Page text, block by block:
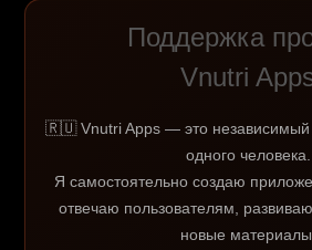
Поддержка
Vnutri
🇷🇺 Vnutri Apps — это независимый
одного человека.
Я самостоятельно создаю
отвечаю пользователям,
новые материалы.